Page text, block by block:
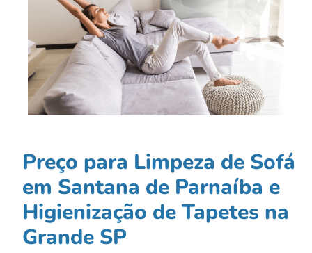
Preço para Limpeza de Sofá
em Santana de Parnaíba e
Higienização de Tapetes na
Grande SP